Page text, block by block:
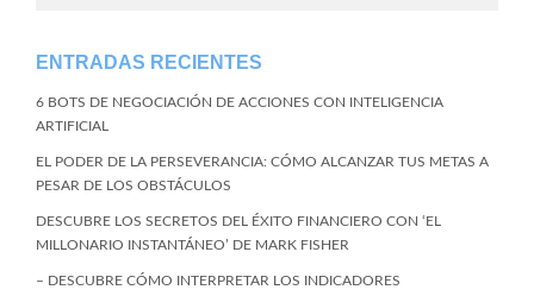
ENTRADAS RECIENTES
6 BOTS DE NEGOCIACIÓN DE ACCIONES CON INTELIGENCIA
ARTIFICIAL
EL PODER DE LA PERSEVERANCIA: CÓMO ALCANZAR TUS METAS A
PESAR DE LOS OBSTÁCULOS
DESCUBRE LOS SECRETOS DEL ÉXITO FINANCIERO CON ‘EL
MILLONARIO INSTANTÁNEO’ DE MARK FISHER
– DESCUBRE CÓMO INTERPRETAR LOS INDICADORES